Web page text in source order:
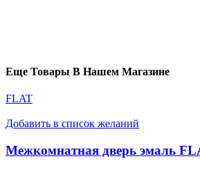
Еще Товары В Нашем Магазине
FLAT
Добавить в список желаний
Межкомнатная дверь эмаль